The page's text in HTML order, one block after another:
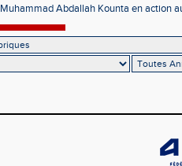
Muhammad Abdallah Kounta en action